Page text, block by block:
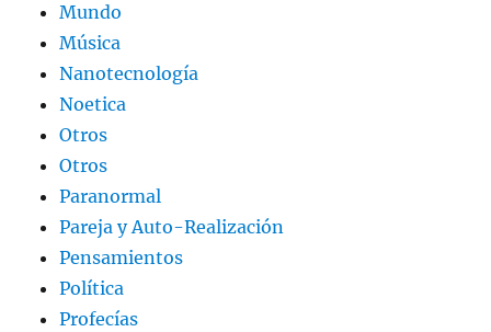
Mundo
Música
Nanotecnología
Noetica
Otros
Otros
Paranormal
Pareja y Auto-Realización
Pensamientos
Política
Profecías